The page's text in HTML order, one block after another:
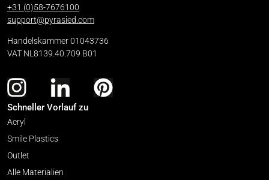
+31 (0)58-7676100
support@pyrasied.com
Handelskammer 01043736
VAT NL8139.40.709 B01
Schneller Vorlauf zu
Acryl
Smile Plastics
Outlet
Alle Materialien